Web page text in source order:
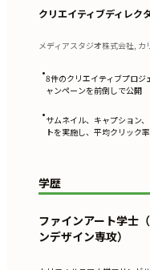
クリエイティブディレク
メディアスタジオ株式会社,
•8件のクリエイティブプロジ
ャンペーンを前倒しで公開
•サムネイル、キャプション
トを実施し、平均クリック
学歴
ファインアート学士
ンデザイン専攻）